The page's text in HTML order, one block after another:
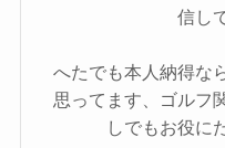
信し
へたでも本人納得な
思ってます、ゴルフ
しでもお役に